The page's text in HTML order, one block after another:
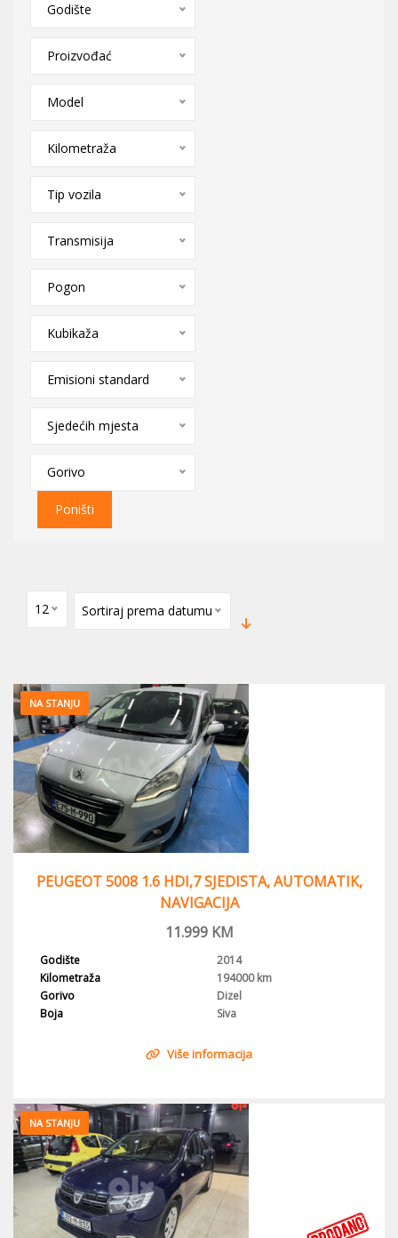
Godište
Proizvođać
Model
Kilometraža
Tip vozila
Transmisija
Pogon
Kubikaža
Emisioni standard
Sjedećih mjesta
Gorivo
Poništi
12 Sortiraj prema datumu
NA STANJU
PEUGEOT 5008 1.6 HDI,7 SJEDISTA, AUTOMATIK,
NAVIGACIJA
11.999KM
Godište
2014
Kilometraža
194000 km
Gorivo
Dizel
Boja
Siva
Više informacija
NA STANJU